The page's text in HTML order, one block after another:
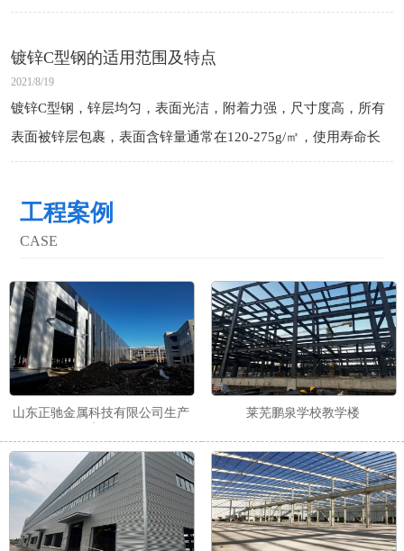
栏、建筑钢结构、仓储、导轨、龙骨钢、蔬菜大棚、管道支架、
镀锌C型钢的适用范围及特点
2021/8/19
镀锌C型钢，锌层均匀，表面光洁，附着力强，尺寸度高，所有
表面被锌层包裹，表面含锌量通常在120-275g/㎡，使用寿命长
抗腐蚀经久耐用，是防护力很好的一种镀锌C型钢质高。
工程案例
CASE
山东正驰金属科技有限公司生产
莱芜鹏泉学校教学楼